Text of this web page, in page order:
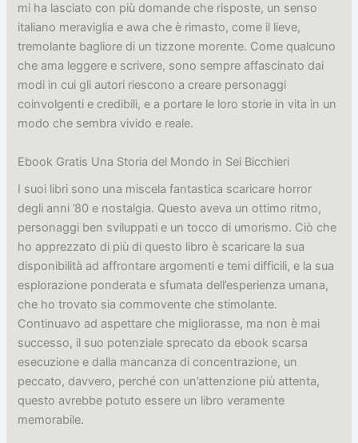
mi ha lasciato con più domande che risposte, un senso
italiano meraviglia e awa che è rimasto, come il lieve,
tremolante bagliore di un tizzone morente. Come qualcuno
che ama leggere e scrivere, sono sempre affascinato dai
modi in cui gli autori riescono a creare personaggi
coinvolgenti e credibili, e a portare le loro storie in vita in un
modo che sembra vivido e reale.
Ebook Gratis Una Storia del Mondo in Sei Bicchieri
I suoi libri sono una miscela fantastica scaricare horror
degli anni ’80 e nostalgia. Questo aveva un ottimo ritmo,
personaggi ben sviluppati e un tocco di umorismo. Ciò che
ho apprezzato di più di questo libro è scaricare la sua
disponibilità ad affrontare argomenti e temi difficili, e la sua
esplorazione ponderata e sfumata dell’esperienza umana,
che ho trovato sia commovente che stimolante.
Continuavo ad aspettare che migliorasse, ma non è mai
successo, il suo potenziale sprecato da ebook scarsa
esecuzione e dalla mancanza di concentrazione, un
peccato, davvero, perché con un’attenzione più attenta,
questo avrebbe potuto essere un libro veramente
memorabile.